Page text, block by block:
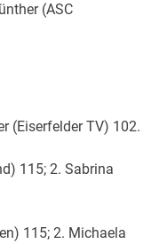
(ASC
(Eiserfelder TV) 102.
115; 2. Sabrina
115; 2. Michaela